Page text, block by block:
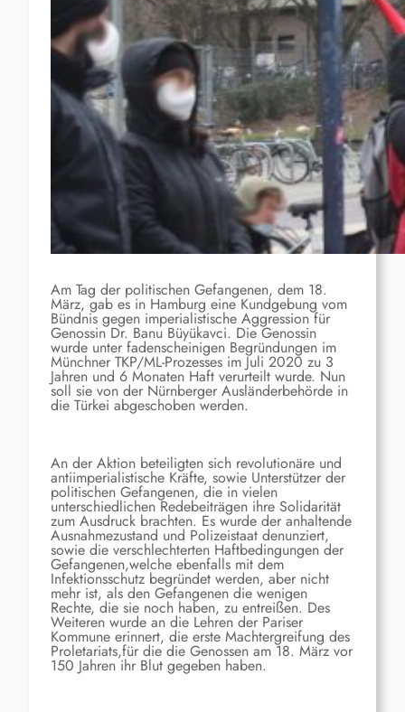
Am Tag der politischen Gefangenen, dem 18.
März, gab es in Hamburg eine Kundgebung vom
Bündnis gegen imperialistische Aggression für
GenossinDr. Banu Büyükavci. Die Genossin
wurde unter fadenscheinigen Begründungen im
Münchner TKP/ML-Prozesses im Juli 2020 zu 3
Jahren und 6 Monaten Haft verurteilt wurde. Nun
soll sie von der Nürnberger Ausländerbehörde in
die Türkei abgeschoben werden.
An der Aktion beteiligten sich revolutionäre und
antiimperialistische Kräfte, sowie Unterstützer der
politischen Gefangenen, die in vielen
unterschiedlichen Redebeiträgen ihre Solidarität
zum Ausdruck brachten. Es wurde der anhaltende
Ausnahmezustand und Polizeistaat denunziert,
sowie die verschlechterten Haftbedingungen der
Gefangenen,welche ebenfalls mit dem
Infektionsschutz begründet werden, aber nicht
mehr ist, als den Gefangenen die wenigen
Rechte, die sie noch haben, zu entreißen. Des
Weiteren wurde an die Lehren der Pariser
Kommune erinnert, die erste Machtergreifung des
Proletariats,für die die Genossen am 18. März vor
150 Jahrenihr Blut gegeben haben.